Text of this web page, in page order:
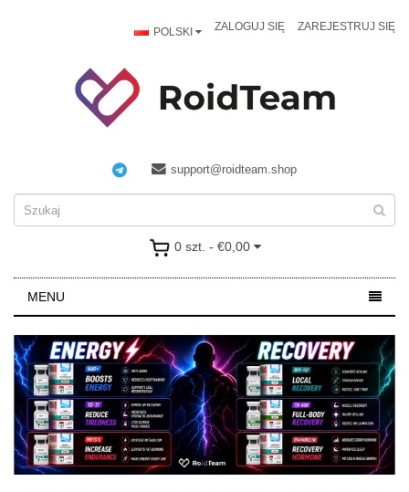
POLSKI ZALOGUJ SIĘ ZAREJESTRUJ SIĘ
support@roidteam.shop
0 szt. - €0,00
MENU